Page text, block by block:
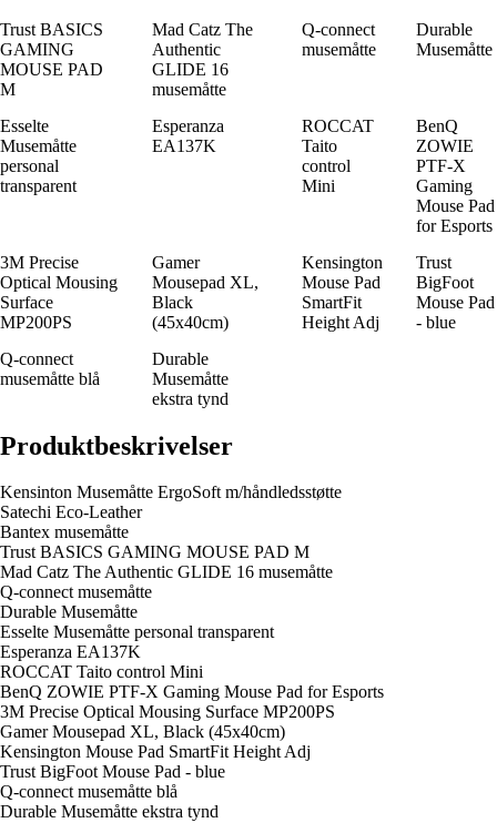
Trust BASICS
GAMING
MOUSE PAD
M
Mad Catz The
Authentic
GLIDE 16
musemåtte
Q-connect
musemåtte
Durable
Musemåtte
Esselte
Musemåtte
personal
transparent
Esperanza
EA137K
ROCCAT
Taito
control
Mini
BenQ
ZOWIE
PTF-X
Gaming
Mouse Pad
for Esports
3M Precise
Optical Mousing
Surface
MP200PS
Gamer
Mousepad XL,
Black
(45x40cm)
Kensington
Mouse Pad
SmartFit
Height Adj
Trust
BigFoot
Mouse Pad
- blue
Q-connect
musemåtte blå
Durable
Musemåtte
ekstra tynd
Produktbeskrivelser
Kensinton Musemåtte ErgoSoft m/håndledsstøtte
Satechi Eco-Leather
Bantex musemåtte
Trust BASICS GAMING MOUSE PAD M
Mad Catz The Authentic GLIDE 16 musemåtte
Q-connect musemåtte
Durable Musemåtte
Esselte Musemåtte personal transparent
Esperanza EA137K
ROCCAT Taito control Mini
BenQ ZOWIE PTF-X Gaming Mouse Pad for Esports
3M Precise Optical Mousing Surface MP200PS
Gamer Mousepad XL, Black (45x40cm)
Kensington Mouse Pad SmartFit Height Adj
Trust BigFoot Mouse Pad - blue
Q-connect musemåtte blå
Durable Musemåtte ekstra tynd